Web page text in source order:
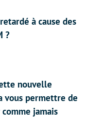
à cause des
?
nouvelle
vous permettre de
jamais